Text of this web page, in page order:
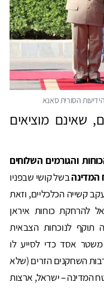
שאינם מוציאים
והגורמים השלוחים
המדינהבשל קושי שבפניו
קשייה הכלכליים, וזאת
להרחקת כוחות איראן
תוקף לנוכחות הצבאית
משטר אסד כדי לסייע לו
השחקנים הזרים (שלא
המדינה – ישראל, ארצות